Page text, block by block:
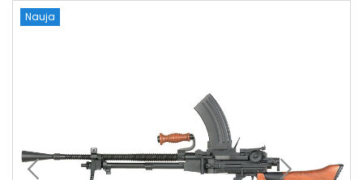
Nauja